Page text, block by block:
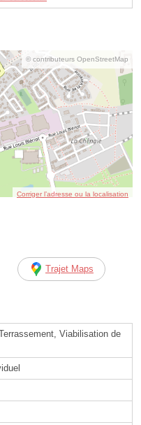
© contributeurs OpenStreetMap
Corriger l’adresse ou la localisation
Trajet Maps
Viabilisation de